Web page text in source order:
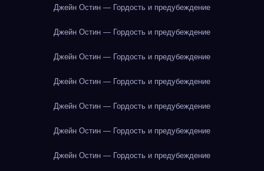
Джейн Остин — Гордость и предубеждение
Джейн Остин — Гордость и предубеждение
Джейн Остин — Гордость и предубеждение
Джейн Остин — Гордость и предубеждение
Джейн Остин — Гордость и предубеждение
Джейн Остин — Гордость и предубеждение
Джейн Остин — Гордость и предубеждение